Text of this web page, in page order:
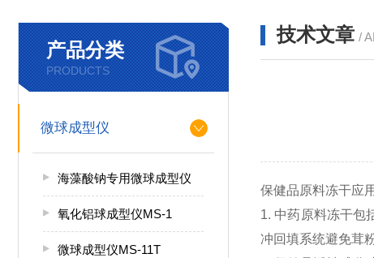
产品分类
PRODUCTS
微球成型仪
海藻酸钠专用微球成型仪
氧化铝球成型仪MS-1
微球成型仪MS-11T
技术文章 /
保健品原料冻干应
1. 中药原料冻干包
冲回填系统避免茸